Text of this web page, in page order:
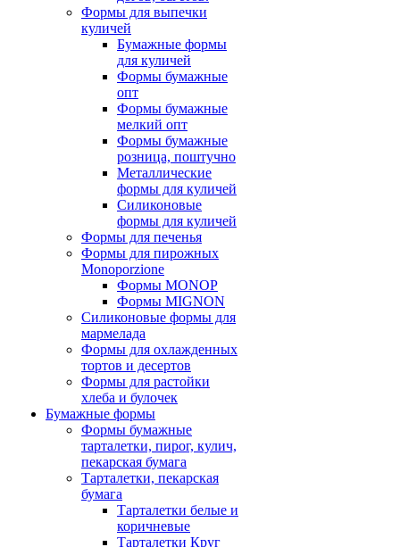
Формы для выпечки
куличей
Бумажные формы
для куличей
Формы бумажные
опт
Формы бумажные
мелкий опт
Формы бумажные
розница, поштучно
Металлические
формы для куличей
Силиконовые
формы для куличей
Формы для печенья
Формы для пирожных
Monoporzione
Формы MONOP
Формы MIGNON
Силиконовые формы для
мармелада
Формы для oхлажденных
тортов и десертов
Формы для растойки
хлеба и булочек
Бумажные формы
Формы бумажные
тарталетки, пирог, кулич,
пекарская бумага
Тарталетки, пекарская
бумага
Тарталетки белые и
коричневые
Тарталетки Круг